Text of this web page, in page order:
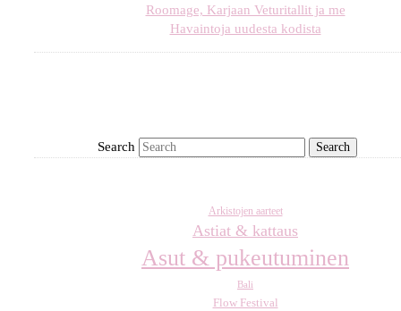
Roomage, Karjaan Veturitallit ja me
Havaintoja uudesta kodista
Search
Arkistojen aarteet
Astiat & kattaus
Asut & pukeutuminen
Bali
Flow Festival